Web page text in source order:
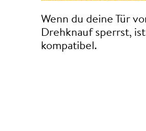
Wenn du deine Tür
Drehknauf sperrst,
kompatibel.